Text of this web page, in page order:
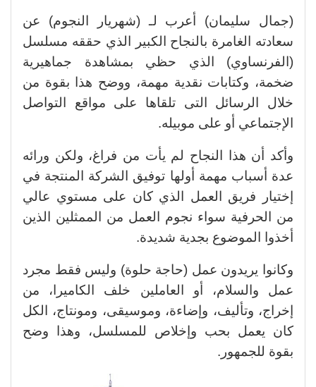
(جمال سليمان) أعرب لـ (شهريار النجوم) عن
سعادته الغامرة بالنجاح الكبير الذي حققه مسلسل
(الفرنساوي) الذي حظي بمشاهدة جماهيرية
ضخمة، وكتابات نقدية مهمة، ووضح هذا بقوة من
خلال الرسائل التى تلقاها على مواقع التواصل
الإجتماعي أو على موبيله.
وأكد أن هذا النجاح لم يأت من فراغ، ولكن ورائه
عدة أسباب مهمة أولها توفيق الشركة المنتجة في
إختيار فريق العمل الذي كان على مستوي عالي
من الحرفية سواء نجوم العمل من الممثلين الذين
أخذوا الموضوع بجدية شديدة.
وكانوا يريدون عمل (حاجة حلوة) وليس فقط مجرد
عمل والسلام، أو العاملين خلف الكاميرا، من
إخراج، وتأليف، وإضاءة، وموسيقى، ومونتاج، الكل
كان يعمل بحب وإخلاص للمسلسل، وهذا وضح
بقوة للجمهور.